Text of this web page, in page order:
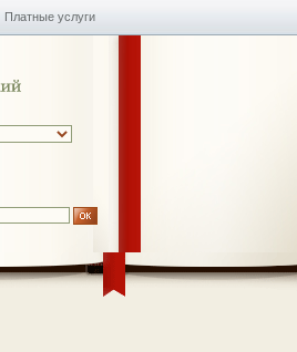
Платные услуги